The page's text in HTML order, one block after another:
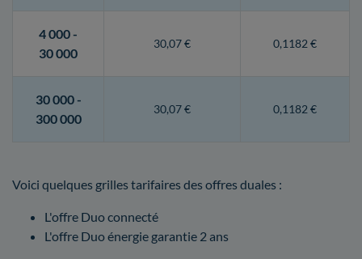
4 000 -
30 000
30,07 € 0,1182 €
30 000 -
300 000
30,07 € 0,1182 €
Voici quelques grilles tarifaires des offres duales :
L'offre Duo connecté
L'offre Duo énergie garantie 2 ans